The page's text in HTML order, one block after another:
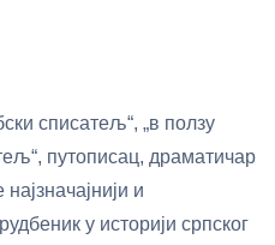
списатељ“, „в ползу
путописац, драматичар
и
у историји српског